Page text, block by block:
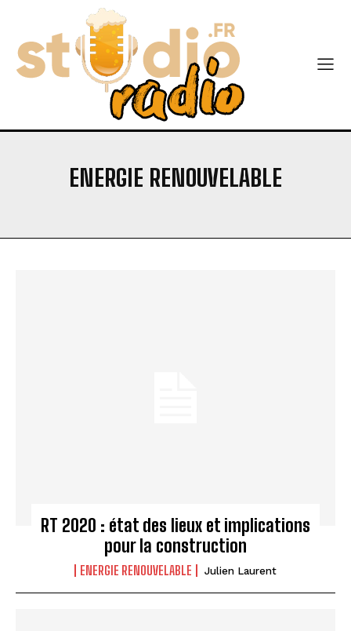
ENERGIE RENOUVELABLE
RT 2020 : état des lieux et implications
pour la construction
ENERGIE RENOUVELABLE Julien Laurent